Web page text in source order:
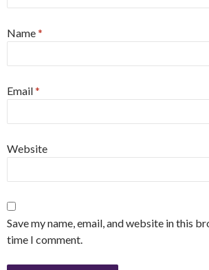
Name*
Email*
Website
Save my name, email, and website in this
time I comment.